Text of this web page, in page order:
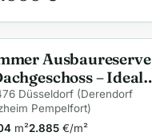
Ausbaureserve
– Ideal
Düsseldorf (Derendorf
Pempelfort)
m²2.885€/m²